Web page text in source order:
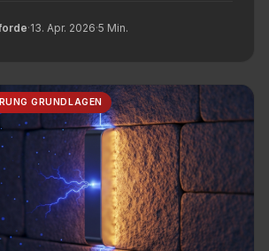
·13. Apr. 2026·5 Min.
GRUNDLAGEN